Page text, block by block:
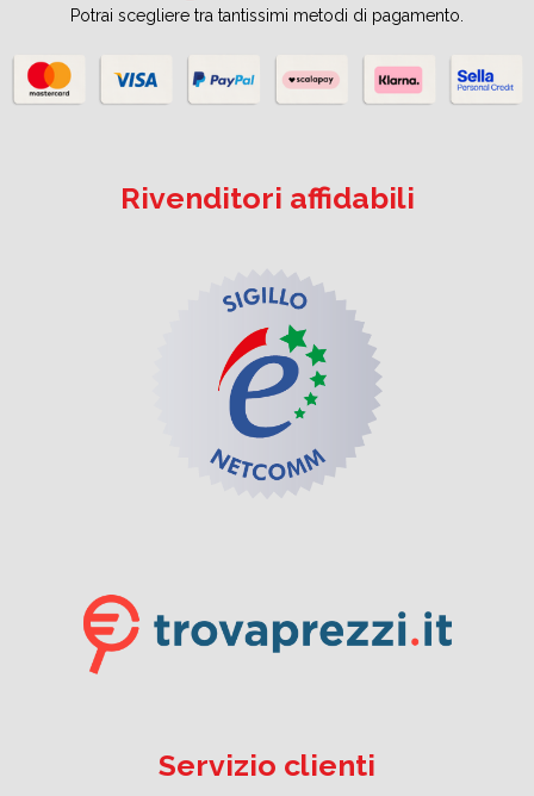
Potrai scegliere tra tantissimi metodi di pagamento.
Rivenditori affidabili
Servizio clienti